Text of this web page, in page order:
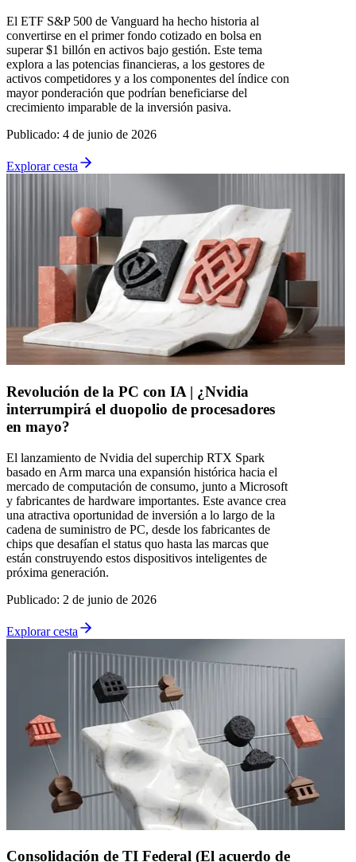
El ETF S&P 500 de Vanguard ha hecho historia al
convertirse en el primer fondo cotizado en bolsa en
superar $1 billón en activos bajo gestión. Este tema
explora a las potencias financieras, a los gestores de
activos competidores y a los componentes del índice con
mayor ponderación que podrían beneficiarse del
crecimiento imparable de la inversión pasiva.
Publicado: 4 de junio de 2026
Explorar cesta
Revolución de la PC con IA | ¿Nvidia
interrumpirá el duopolio de procesadores
en mayo?
El lanzamiento de Nvidia del superchip RTX Spark
basado en Arm marca una expansión histórica hacia el
mercado de computación de consumo, junto a Microsoft
y fabricantes de hardware importantes. Este avance crea
una atractiva oportunidad de inversión a lo largo de la
cadena de suministro de PC, desde los fabricantes de
chips que desafían el status quo hasta las marcas que
están construyendo estos dispositivos inteligentes de
próxima generación.
Publicado: 2 de junio de 2026
Explorar cesta
Consolidación de TI Federal (El acuerdo de